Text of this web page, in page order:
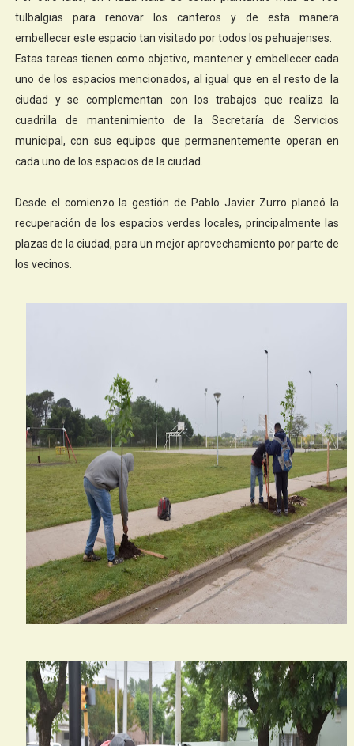
tulbalgias para renovar los canteros y de esta manera
embellecer este espacio tan visitado por todos los pehuajenses.
Estas tareas tienen como objetivo, mantener y embellecer cada
uno de los espacios mencionados, al igual que en el resto de la
ciudad y se complementan con los trabajos que realiza la
cuadrilla de mantenimiento de la Secretaría de Servicios
municipal, con sus equipos que permanentemente operan en
cada uno de los espacios de la ciudad.
Desde el comienzo la gestión de Pablo Javier Zurro planeó la
recuperación de los espacios verdes locales, principalmente las
plazas de la ciudad, para un mejor aprovechamiento por parte de
los vecinos.